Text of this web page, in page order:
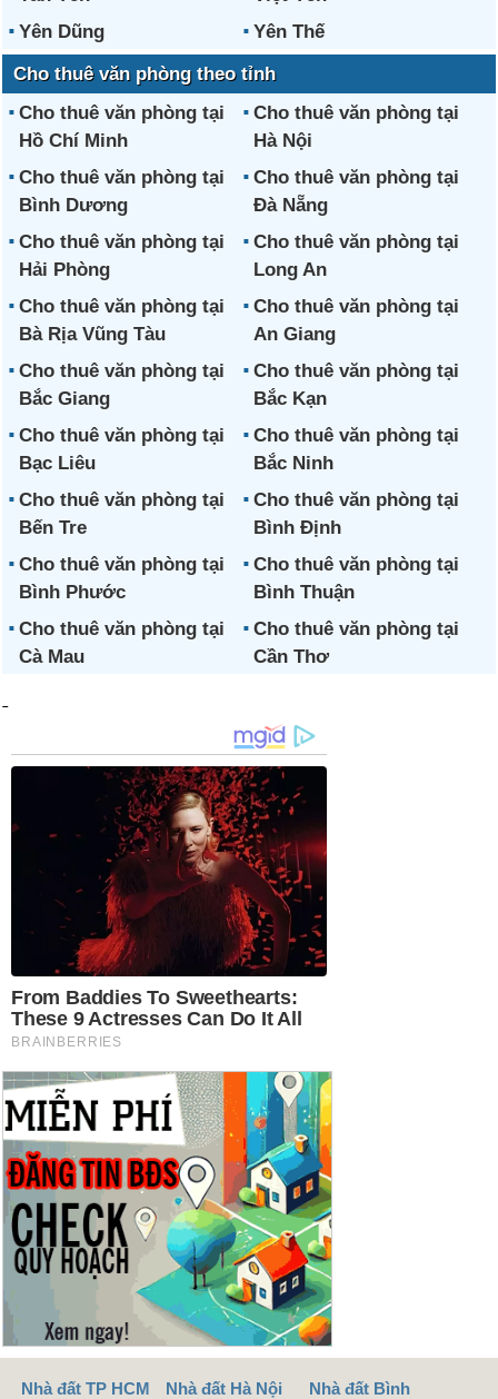
Yên Dũng
Yên Thế
Cho thuê văn phòng theo tỉnh
Cho thuê văn phòng tại
Hồ Chí Minh
Cho thuê văn phòng tại
Hà Nội
Cho thuê văn phòng tại
Bình Dương
Cho thuê văn phòng tại
Đà Nẵng
Cho thuê văn phòng tại
Hải Phòng
Cho thuê văn phòng tại
Long An
Cho thuê văn phòng tại
Bà Rịa Vũng Tàu
Cho thuê văn phòng tại
An Giang
Cho thuê văn phòng tại
Bắc Giang
Cho thuê văn phòng tại
Bắc Kạn
Cho thuê văn phòng tại
Bạc Liêu
Cho thuê văn phòng tại
Bắc Ninh
Cho thuê văn phòng tại
Bến Tre
Cho thuê văn phòng tại
Bình Định
Cho thuê văn phòng tại
Bình Phước
Cho thuê văn phòng tại
Bình Thuận
Cho thuê văn phòng tại
Cà Mau
Cho thuê văn phòng tại
Cần Thơ
Nhà đất TP HCM Nhà đất Hà Nội
Nhà đất Bình